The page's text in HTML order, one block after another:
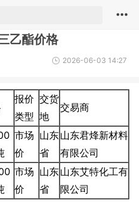
乙酯价格
2026-06-03 14:27
报价
类型
交货
地
交易商
市场
价
山东
省
山东君烽新材料
有限公司
市场
价
山东
省
山东艾特化工有
限公司